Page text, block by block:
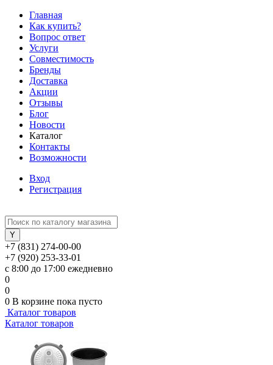
Главная
Как купить?
Вопрос ответ
Услуги
Совместимость
Бренды
Доставка
Акции
Отзывы
Блог
Новости
Каталог
Контакты
Возможности
Вход
Регистрация
+7 (831) 274-00-00
+7 (920) 253-33-01
с 8:00 до 17:00 ежедневно
0
0
0 В корзине пока пусто
Каталог товаров
Каталог товаров